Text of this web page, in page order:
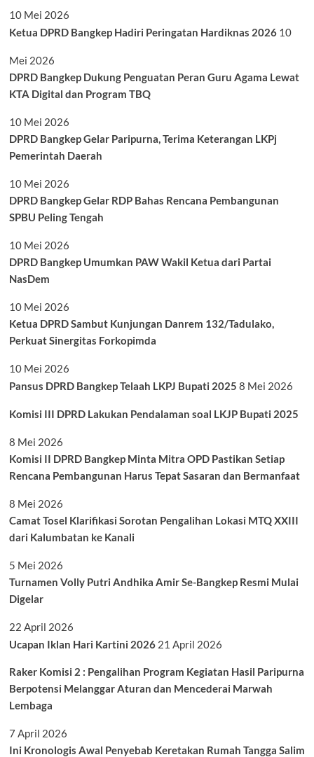
10 Mei 2026
Ketua DPRD Bangkep Hadiri Peringatan Hardiknas 2026 10
Mei 2026
DPRD Bangkep Dukung Penguatan Peran Guru Agama Lewat
KTA Digital dan Program TBQ
10 Mei 2026
DPRD Bangkep Gelar Paripurna, Terima Keterangan LKPj
Pemerintah Daerah
10 Mei 2026
DPRD Bangkep Gelar RDP Bahas Rencana Pembangunan
SPBU Peling Tengah
10 Mei 2026
DPRD Bangkep Umumkan PAW Wakil Ketua dari Partai
NasDem
10 Mei 2026
Ketua DPRD Sambut Kunjungan Danrem 132/Tadulako,
Perkuat Sinergitas Forkopimda
10 Mei 2026
Pansus DPRD Bangkep Telaah LKPJ Bupati 2025 8 Mei 2026
Komisi III DPRD Lakukan Pendalaman soal LKJP Bupati 2025
8 Mei 2026
Komisi II DPRD Bangkep Minta Mitra OPD Pastikan Setiap
Rencana Pembangunan Harus Tepat Sasaran dan Bermanfaat
8 Mei 2026
Camat Tosel Klarifikasi Sorotan Pengalihan Lokasi MTQ XXIII
dari Kalumbatan ke Kanali
5 Mei 2026
Turnamen Volly Putri Andhika Amir Se-Bangkep Resmi Mulai
Digelar
22 April 2026
Ucapan Iklan Hari Kartini 2026 21 April 2026
Raker Komisi 2 : Pengalihan Program Kegiatan Hasil Paripurna
Berpotensi Melanggar Aturan dan Mencederai Marwah
Lembaga
7 April 2026
Ini Kronologis Awal Penyebab Keretakan Rumah Tangga Salim